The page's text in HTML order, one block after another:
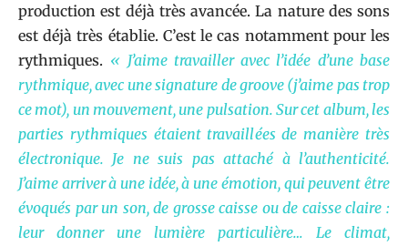
production est déjà très avancée. La nature des sons
est déjà très établie. C’est le cas notamment pour les
rythmiques. « J’aime travailler avec l’idée d’une base
rythmique, avec une signature de groove (j’aime pas trop
ce mot), un mouvement, une pulsation. Sur cet album, les
parties rythmiques étaient travaillées de manière très
électronique. Je ne suis pas attaché à l’authenticité.
J’aime arriver à une idée, à une émotion, qui peuvent être
évoqués par un son, de grosse caisse ou de caisse claire :
leur donner une lumière particulière… Le climat,